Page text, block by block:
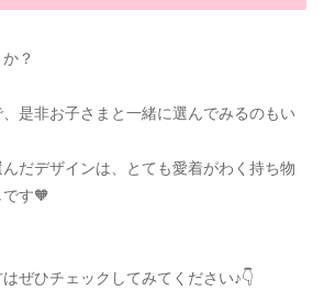
？
是非お子さまと一緒に選んでみるのもい
だデザインは、とても愛着がわく持ち物
す🧡
ぜひチェックしてみてください♪👇